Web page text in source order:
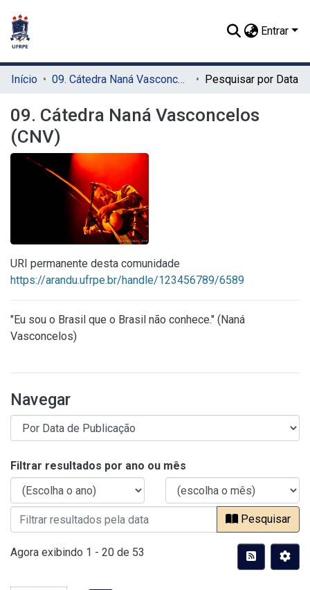
Entrar
Início 09. Cátedra Naná Vasconcelos (CNV) Pesquisar por Data
09. Cátedra Naná Vasconcelos
(CNV)
URI permanente desta comunidade
https://arandu.ufrpe.br/handle/123456789/6589
"Eu sou o Brasil que o Brasil não conhece." (Naná
Vasconcelos)
Navegar
Filtrar resultados por ano ou mês
Pesquisar
Agora exibindo 1 - 20 de 53